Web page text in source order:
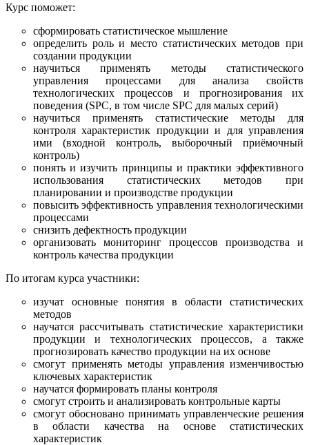
Курс поможет:
сформировать статистическое мышление
определить роль и место статистических методов при
создании продукции
научиться применять методы статистического
управления процессами для анализа свойств
технологических процессов и прогнозирования их
поведения (SPC, в том числе SPC для малых серий)
научиться применять статистические методы для
контроля характеристик продукции и для управления
ими (входной контроль, выборочный приёмочный
контроль)
понять и изучить принципы и практики эффективного
использования статистических методов при
планировании и производстве продукции
повысить эффективность управления технологическими
процессами
снизить дефектность продукции
организовать мониторинг процессов производства и
контроль качества продукции
По итогам курса участники:
изучат основные понятия в области статистических
методов
научатся рассчитывать статистические характеристики
продукции и технологических процессов, а также
прогнозировать качество продукции на их основе
смогут применять методы управления изменчивостью
ключевых характеристик
научатся формировать планы контроля
смогут строить и анализировать контрольные карты
смогут обосновано принимать управленческие решения
в области качества на основе статистических
характеристик